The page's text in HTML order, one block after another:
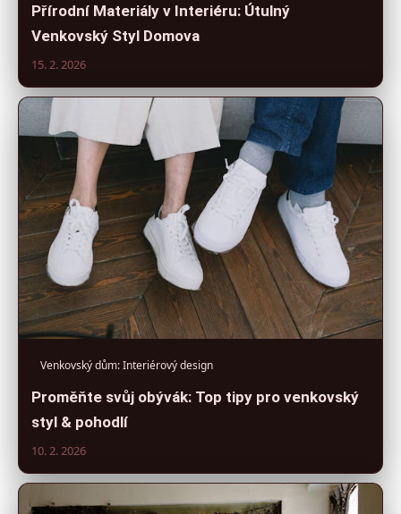
Přírodní Materiály v Interiéru: Útulný
Venkovský Styl Domova
15. 2. 2026
Venkovský dům: Interiérový design
Proměňte svůj obývák: Top tipy pro venkovský
styl & pohodlí
10. 2. 2026